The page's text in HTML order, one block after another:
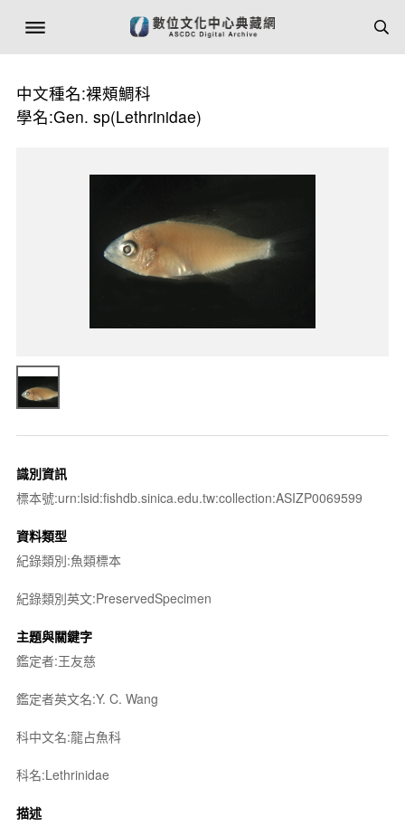
中文種名:裸頰鯛科
學名:Gen. sp(Lethrinidae)
識別資訊
標本號:urn:lsid:fishdb.sinica.edu.tw:collection:ASIZP0069599
資料類型
紀錄類別:魚類標本
紀錄類別英文:PreservedSpecimen
主題與關鍵字
鑑定者:王友慈
鑑定者英文名:Y. C. Wang
科中文名:龍占魚科
科名:Lethrinidae
描述